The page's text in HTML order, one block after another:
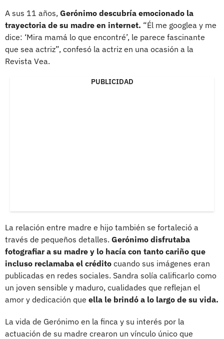
A sus 11 años, Gerónimo descubría emocionado la
trayectoria de su madre en internet. “Él me googlea y me
dice: ‘Mira mamá lo que encontré’, le parece fascinante
que sea actriz”, confesó la actriz en una ocasión a la
Revista Vea.
PUBLICIDAD
La relación entre madre e hijo también se fortaleció a
través de pequeños detalles. Gerónimo disfrutaba
fotografiar a su madre y lo hacía con tanto cariño que
incluso reclamaba el crédito cuando sus imágenes eran
publicadas en redes sociales. Sandra solía calificarlo como
un joven sensible y maduro, cualidades que reflejan el
amor y dedicación que ella le brindó a lo largo de su vida.
La vida de Gerónimo en la finca y su interés por la
actuación de su madre crearon un vínculo único que